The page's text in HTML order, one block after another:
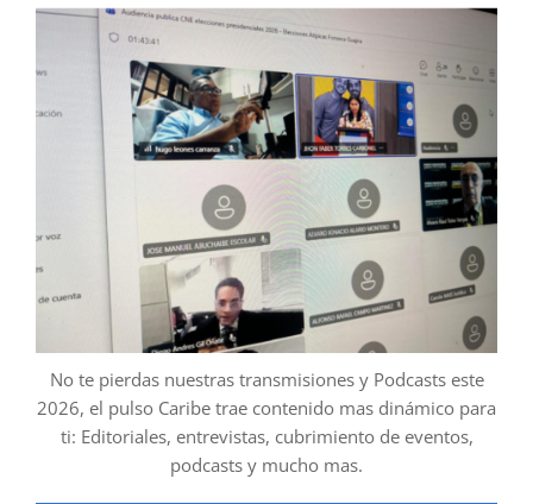
No te pierdas nuestras transmisiones y Podcasts este
2026, el pulso Caribe trae contenido mas dinámico para
ti: Editoriales, entrevistas, cubrimiento de eventos,
podcasts y mucho mas.